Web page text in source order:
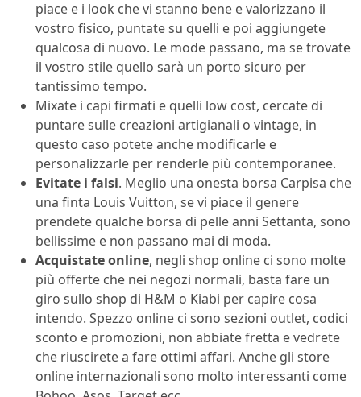
piace e i look che vi stanno bene e valorizzano il
vostro fisico, puntate su quelli e poi aggiungete
qualcosa di nuovo. Le mode passano, ma se trovate
il vostro stile quello sarà un porto sicuro per
tantissimo tempo.
Mixate i capi firmati e quelli low cost, cercate di
puntare sulle creazioni artigianali o vintage, in
questo caso potete anche modificarle e
personalizzarle per renderle più contemporanee.
Evitate i falsi. Meglio una onesta borsa Carpisa che
una finta Louis Vuitton, se vi piace il genere
prendete qualche borsa di pelle anni Settanta, sono
bellissime e non passano mai di moda.
Acquistate online, negli shop online ci sono molte
più offerte che nei negozi normali, basta fare un
giro sullo shop di H&M o Kiabi per capire cosa
intendo. Spezzo online ci sono sezioni outlet, codici
sconto e promozioni, non abbiate fretta e vedrete
che riuscirete a fare ottimi affari. Anche gli store
online internazionali sono molto interessanti come